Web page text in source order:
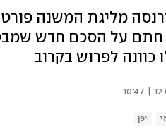
חתם על הסכם חדש
כוונה לפרוש בקרוב
יפן